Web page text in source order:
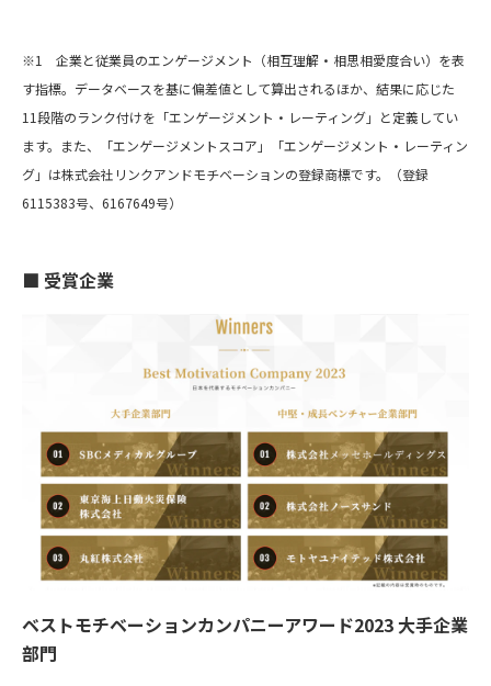
※1 企業と従業員のエンゲージメント（相互理解・相思相愛度合い）を表
す指標。データベースを基に偏差値として算出されるほか、結果に応じた
11段階のランク付けを「エンゲージメント・レーティング」と定義してい
ます。また、「エンゲージメントスコア」「エンゲージメント・レーティン
グ」は株式会社リンクアンドモチベーションの登録商標です。（登録
6115383号、6167649号）
■ 受賞企業
ベストモチベーションカンパニーアワード2023 大手企業
部門